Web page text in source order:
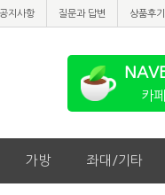
공지사항 질문과 답변 상품후기
가방 좌대/기타
카